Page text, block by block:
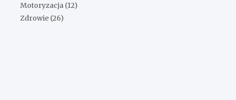
Motoryzacja (12)
Zdrowie (26)